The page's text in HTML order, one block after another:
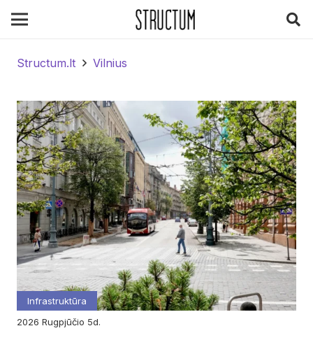
Structum.lt Vilnius
Infrastruktūra
2026
rugpjūčio 5d.